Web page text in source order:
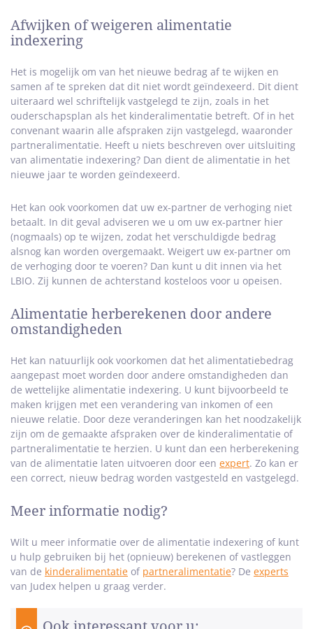
Afwijken of weigeren alimentatie
indexering
Het is mogelijk om van het nieuwe bedrag af te wijken en
samen af te spreken dat dit niet wordt geïndexeerd. Dit dient
uiteraard wel schriftelijk vastgelegd te zijn, zoals in het
ouderschapsplan als het kinderalimentatie betreft. Of in het
convenant waarin alle afspraken zijn vastgelegd, waaronder
partneralimentatie. Heeft u niets beschreven over uitsluiting
van alimentatie indexering? Dan dient de alimentatie in het
nieuwe jaar te worden geïndexeerd.
Het kan ook voorkomen dat uw ex-partner de verhoging niet
betaalt. In dit geval adviseren we u om uw ex-partner hier
(nogmaals) op te wijzen, zodat het verschuldigde bedrag
alsnog kan worden overgemaakt. Weigert uw ex-partner om
de verhoging door te voeren? Dan kunt u dit innen via het
LBIO. Zij kunnen de achterstand kosteloos voor u opeisen.
Alimentatie herberekenen door andere
omstandigheden
Het kan natuurlijk ook voorkomen dat het alimentatiebedrag
aangepast moet worden door andere omstandigheden dan
de wettelijke alimentatie indexering. U kunt bijvoorbeeld te
maken krijgen met een verandering van inkomen of een
nieuwe relatie. Door deze veranderingen kan het noodzakelijk
zijn om de gemaakte afspraken over de kinderalimentatie of
partneralimentatie te herzien. U kunt dan een herberekening
van de alimentatie laten uitvoeren door een expert. Zo kan er
een correct, nieuw bedrag worden vastgesteld en vastgelegd.
Meer informatie nodig?
Wilt u meer informatie over de alimentatie indexering of kunt
u hulp gebruiken bij het (opnieuw) berekenen of vastleggen
van de kinderalimentatie of partneralimentatie? De experts
van Judex helpen u graag verder.